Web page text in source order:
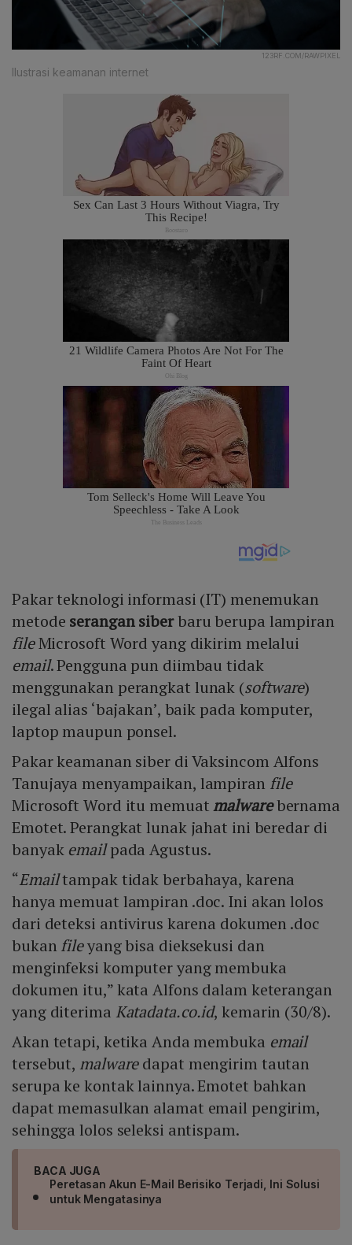
123RF.COM/RAWPIXEL
Ilustrasi keamanan internet
Pakar teknologi informasi (IT) menemukan
metode serangan siberbaru berupa lampiran
fileMicrosoft Word yang dikirim melalui
email. Pengguna pun diimbau tidak
menggunakan perangkat lunak (software)
ilegal alias ‘bajakan’, baik pada komputer,
laptop maupun ponsel.
Pakar keamanan siber di Vaksincom Alfons
Tanujaya menyampaikan, lampiran file
Microsoft Word itu memuatmalwarebernama
Emotet. Perangkat lunak jahat ini beredar di
banyak emailpada Agustus.
“Emailtampak tidak berbahaya, karena
hanya memuat lampiran .doc. Ini akan lolos
dari deteksi antivirus karena dokumen .doc
bukan fileyang bisa dieksekusi dan
menginfeksi komputer yang membuka
dokumen itu,” kata Alfons dalam keterangan
yang diterima Katadata.co.id, kemarin (30/8).
Akan tetapi, ketika Anda membuka email
tersebut, malwaredapat mengirim tautan
serupa ke kontak lainnya. Emotet bahkan
dapat memasulkan alamat email pengirim,
sehingga lolos seleksi antispam.
BACA JUGA
Peretasan Akun E-Mail Berisiko Terjadi, Ini Solusi
untuk Mengatasinya